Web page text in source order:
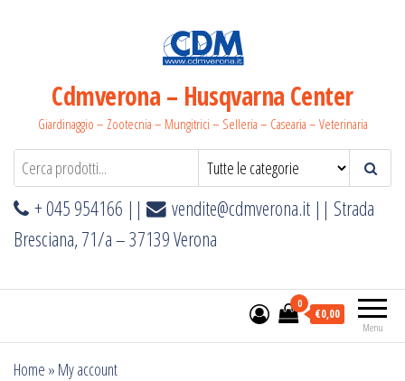
Cdmverona – Husqvarna Center
Giardinaggio – Zootecnia – Mungitrici – Selleria – Casearia – Veterinaria
+ 045 954166 || vendite@cdmverona.it || Strada
Bresciana, 71/a – 37139 Verona
Menu
0
€0,00
Home » My account